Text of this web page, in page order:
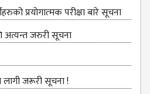
प्रयोगात्‍मक परीक्षा बारे सूचना
अत्यन्त जरुरी सूचना
लागी जरूरी सूचना !